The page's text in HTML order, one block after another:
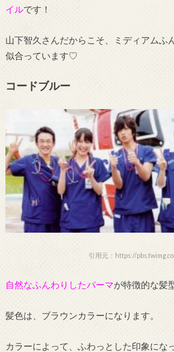
イルです！
山下智久さんだからこそ、ミディアムふ
似合っています♡
コードブルー
引用元：https://
自然なふんわりしたパーマが特徴的な髪
髪色は、ブラウンカラーになります。
カラーによって、ふわっとした印象にな